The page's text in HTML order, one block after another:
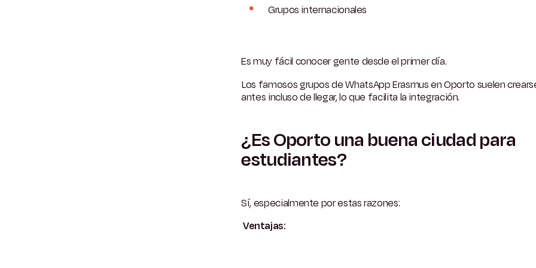
Grupos internacionales
Es muy fácil conocer gente desde el primer día.
Los famosos grupos de WhatsApp Erasmus en Oporto suelen
antes incluso de llegar, lo que facilita la integración.
¿Es Oporto una buena ciudad para
estudiantes?
Sí, especialmente por estas razones:
Ventajas: